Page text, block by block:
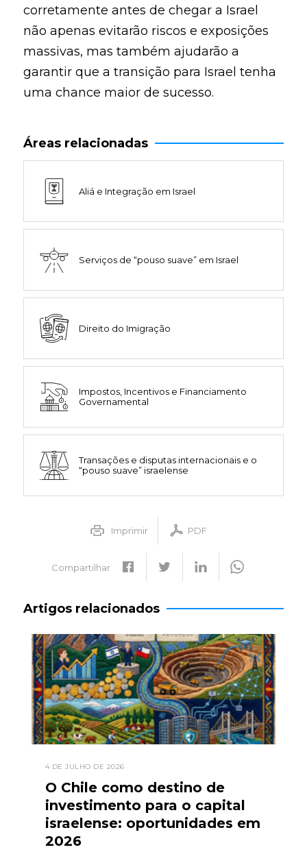
corretamente antes de chegar a Israel
não apenas evitarão riscos e exposições
massivas, mas também ajudarão a
garantir que a transição para Israel tenha
uma chance maior de sucesso.
Áreas relacionadas
Aliá e Integração em Israel
Serviços de “pouso suave” em Israel
Direito do Imigração
Impostos, Incentivos e Financiamento
Governamental
Transações e disputas internacionais e o
“pouso suave” israelense
Imprimir PDF
Compartilhar
Artigos relacionados
4 DE JULHO DE 2026
O Chile como destino de
investimento para o capital
israelense: oportunidades em
2026